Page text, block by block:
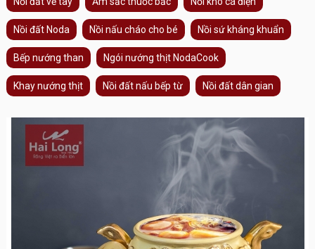
Nồi đất Noda Nồi nấu cháo cho bé Nồi sứ kháng khuẩn
Bếp nướng than Ngói nướng thịt NodaCook
Khay nướng thịt Nồi đất nấu bếp từ Nồi đất dân gian